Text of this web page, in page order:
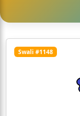
Swali #1148